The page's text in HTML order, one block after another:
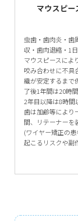
マウスピー
虫歯・歯肉炎・歯
収・歯肉退縮・1
マウスピースによ
咬み合わせに不具
織が安定するまで
了後1年間は20時
2年目以降は8時間
歯は加齢等により
間、リテーナーを
(ワイヤー矯正の
起こるリスクや副